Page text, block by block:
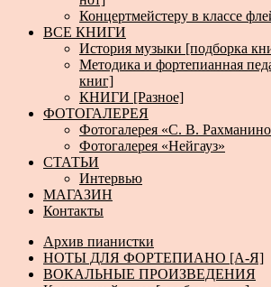
Концертмейстеру в классе
ВСЕ КНИГИ
История музыки [подборка
Методика и фортепианная
книг]
КНИГИ [Разное]
ФОТОГАЛЕРЕЯ
Фотогалерея «С. В.
Фотогалерея «Нейгауз»
СТАТЬИ
Интервью
МАГАЗИН
Контакты
Архив пианистки
НОТЫ ДЛЯ ФОРТЕПИАНО [А-Я]
ВОКАЛЬНЫЕ ПРОИЗВЕДЕНИЯ